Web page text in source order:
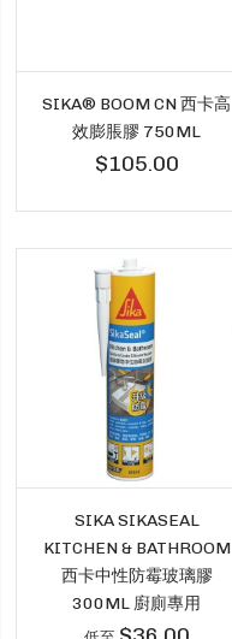
SIKA® BOOM CN 西卡高
效膨脹膠 750ML
$105.00
SIKA SIKASEAL
KITCHEN & BATHROOM
西卡中性防霉玻璃膠
300ML 廚廁專用